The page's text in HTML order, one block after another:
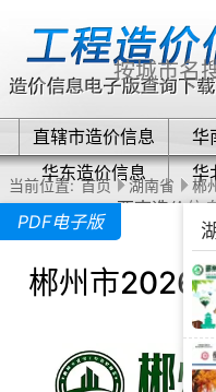
直辖市造价信息 华
华东造价信息
华
西南造价信
当前位置: 首页 湖南省 郴
PDF电子版
郴州市2026